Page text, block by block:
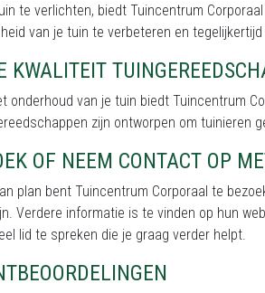
te verlichten, biedt Tuincentrum
van je tuin te verbeteren en
KWALITEIT
onderhoud van je tuin biedt Tuincentrum
zijn ontworpen om tuinieren
OF NEEM CONTACT OP
plan bent Tuincentrum Corporaal te
Verdere informatie is te vinden op hun
lid te spreken die je graag verder helpt.